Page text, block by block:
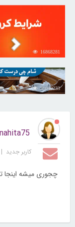
16868281
31040233
کاربر جديد |
چجوری میشه اینجا